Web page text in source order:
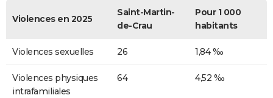
Violences en 2025
Saint-Martin-
de-Crau
Pour 1 000
habitants
Violences sexuelles 26 1,84 ‰
Violences physiques
intrafamiliales
64 4,52 ‰